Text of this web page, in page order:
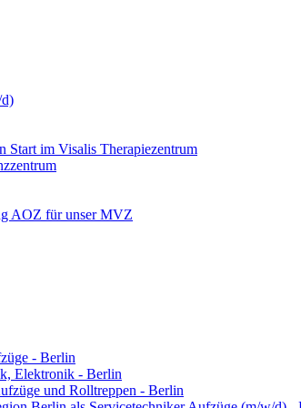
Start im Visalis Therapiezentrum
AOZ für unser MVZ
- Berlin
Elektronik - Berlin
und Rolltreppen - Berlin